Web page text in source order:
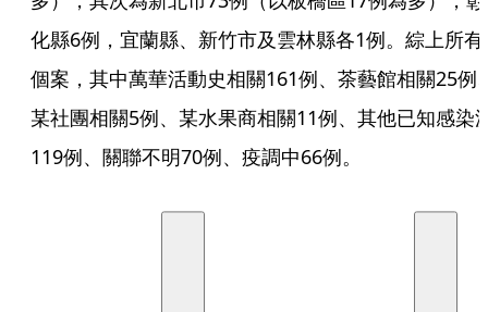
化縣6例，宜蘭縣、新竹市及雲林縣各1例。綜上所有
個案，其中萬華活動史相關161例、茶藝館相關25例
某社團相關5例、某水果商相關11例、其他已知感染
119例、關聯不明70例、疫調中66例。